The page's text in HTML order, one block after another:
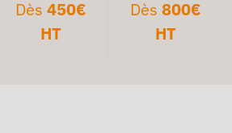
Dès 450€
HT
Dès 800€
HT